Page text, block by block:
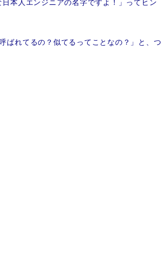
本人エンジニアの名字ですよ！」ってヒン
ばれてるの？似てるってことなの？」と、つ